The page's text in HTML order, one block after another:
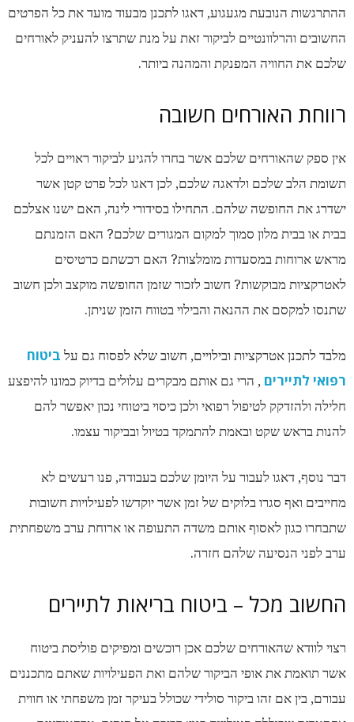
ההתרגשות הנובעת מגעגוע, דאגו לתכנן מבעוד מועד את כל הפרטים
החשובים והרלוונטיים לביקור זאת על מנת שתרצו להעניק לאורחים
שלכם את החוויה המפנקת והמהנה ביותר.
רווחת האורחים חשובה
אין ספק שהאורחים שלכם אשר בחרו להגיע לביקור ראויים לכל
תשומת הלב שלכם ולדאגה שלכם, לכן דאגו לכל פרט קטן אשר
ישדרג את החופשה שלהם. התחילו בסידורי לינה, האם ישנו אצלכם
בבית או בבית מלון סמוך למקום המגורים שלכם? האם הזמנתם
מראש ארוחות במסעדות מומלצות? האם רכשתם כרטיסים
לאטרקציות מבוקשות? חשוב לזכור שזמן החופשה מוקצב ולכן חשוב
שתנסו למקסם את ההנאה והבילוי בטווח הזמן שניתן.
מלבד לתכנן אטרקציות ובילויים, חשוב שלא לפסוח גם על ביטוח
רפואי לתיירים , הרי גם אותם מבקרים עלולים בדיוק כמונו להיפצע
חלילה ולהזדקק לטיפול רפואי ולכן כיסוי ביטוחי נכון יאפשר להם
להנות בראש שקט ובאמת להתמקד בטיול ובביקור עצמו.
דבר נוסף, דאגו לעבור על היומן שלכם בעבודה, פנו רעשים לא
מחייבים ואף סגרו בלוקים של זמן אשר יוקדשו לפעילויות חשובות
שתבחרו כגון לאסוף אותם משדה התעופה או ארוחת ערב משפחתית
ערב לפני הנסיעה שלהם חזרה.
החשוב מכל – ביטוח בריאות לתיירים
רצוי לוודא שהאורחים שלכם אכן רוכשים ומפיקים פוליסת ביטוח
אשר תואמת את אופי הביקור שלהם ואת הפעילויות שאתם מתכננים
עבורם, בין אם זהו ביקור סולידי שכולל בעיקר זמן משפחתי או חווית